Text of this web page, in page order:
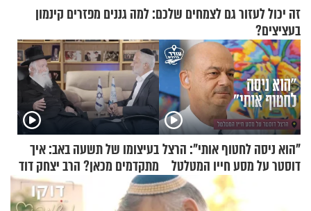
זה יכול לעזור גם לצמחים שלכם: למה גננים מפזרים קינמון
בעציצים?
"הוא ניסה לחטוף אותי": הרצל
דוסטר על מסע חייו המטלטל
בעיצומו של תשעה באב: איך
מתקדמים מכאן? הרב יצחק דוד
גרוסמן בשיחה מיוחדת